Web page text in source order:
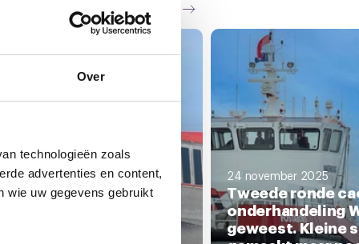
Over
technologieën zoals
advertenties en content,
wie uw gegevens gebruikt
24 november 2025
Tweede ronde
onderhandeling
geweest. Kleine